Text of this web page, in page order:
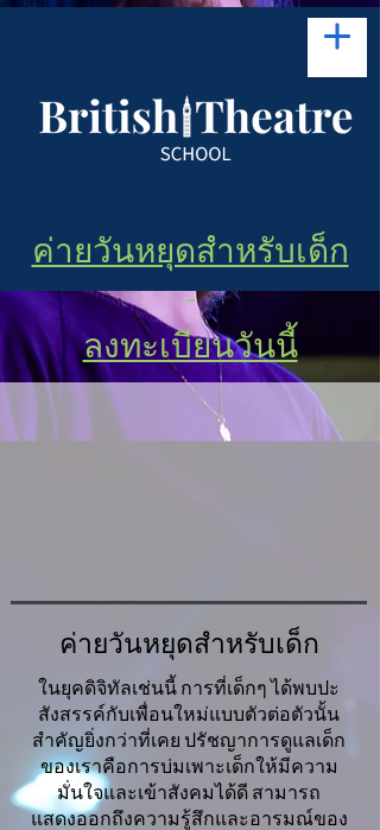
ค่ายวันหยุดสำหรับเด็ก
-
ลงทะเบียนวันนี้
ค่ายวันหยุดสำหรับเด็ก
ในยุคดิจิทัลเช่นนี้ การที่เด็กๆ ได้พบปะ
สังสรรค์กับเพื่อนใหม่แบบตัวต่อตัวนั้น
สำคัญยิ่งกว่าที่เคย ปรัชญาการดูแลเด็ก
ของเราคือการบ่มเพาะเด็กให้มีความ
มั่นใจและเข้าสังคมได้ดี สามารถ
แสดงออกถึงความรู้สึกและอารมณ์ของ